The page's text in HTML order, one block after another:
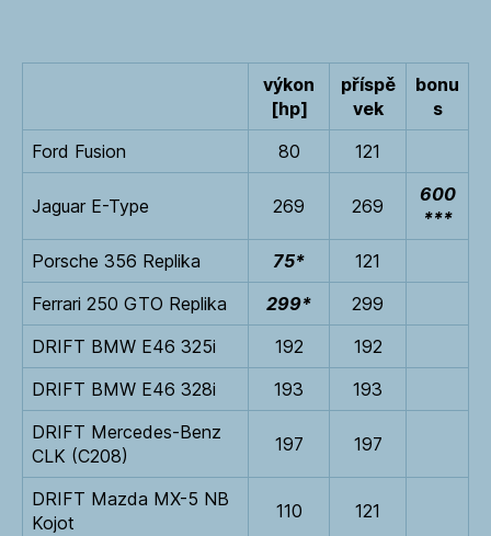
výkon
[hp]
příspě
vek
bonu
s
Ford Fusion
80 121
Jaguar E-Type 269 269
600
***
Porsche 356 Replika
75*
121
Ferrari 250 GTO Replika
299*
299
DRIFT BMW E46 325i
192
192
DRIFT BMW E46 328i
193
193
DRIFT Mercedes-Benz
CLK (C208)
197 197
DRIFT Mazda MX-5 NB
Kojot
110 121